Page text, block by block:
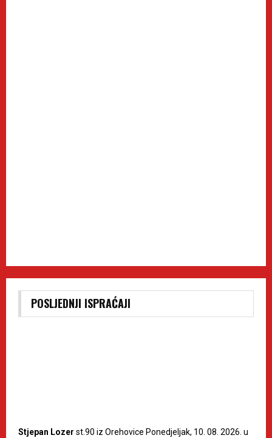
POSLJEDNJI ISPRAĆAJI
Stjepan Lozer st.90 iz Orehovice Ponedjeljak, 10. 08. 2026. u